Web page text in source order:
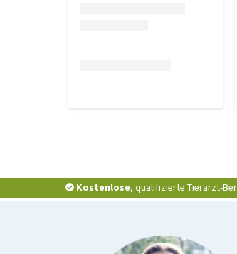
Kostenlose, qualifizierte Tierarzt-